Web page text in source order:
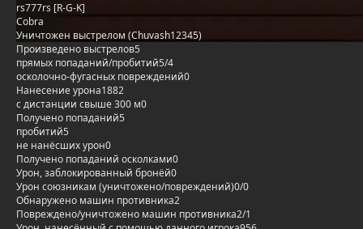
rs777rs [R-G-K]
Cobra
Уничтожен выстрелом (Chuvash12345)
Произведено выстрелов5
прямых попаданий/пробитий5/4
осколочно-фугасных повреждений0
Нанесение урона1882
с дистанции свыше 300 м0
Получено попаданий5
пробитий5
не нанёсших урон0
Получено попаданий осколками0
Урон, заблокированный бронёй0
Урон союзникам (уничтожено/повреждений)0/0
Обнаружено машин противника2
Повреждено/уничтожено машин противника2/1